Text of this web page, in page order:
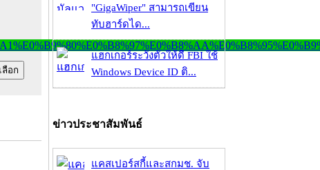
"GigaWiper" สามารถเขียน
ทับฮาร์ดได...
แฮกเกอร์ระวังตัวให้ดี FBI ใช้
Windows Device ID ติ...
ข่าวประชาสัมพันธ์
แคสเปอร์สกี้และสกมช. จับ